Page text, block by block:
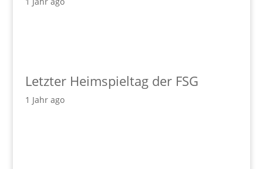
Letzter Heimspieltag der FSG
1 Jahr ago